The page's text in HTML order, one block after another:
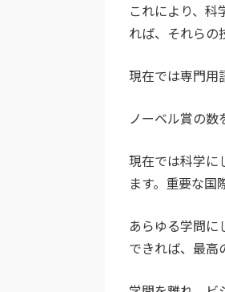
これにより、
れば、それらの
現在では専門用
ノーベル賞の数
現在では科学に
ます。重要な国
あらゆる学問に
できれば、最高